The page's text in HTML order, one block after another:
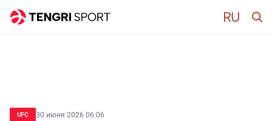
UFC 30 июня 2026 06:06